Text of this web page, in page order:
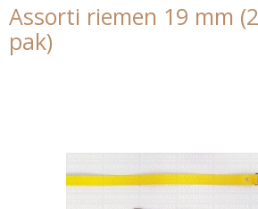
Assorti riemen 19 mm
pak)